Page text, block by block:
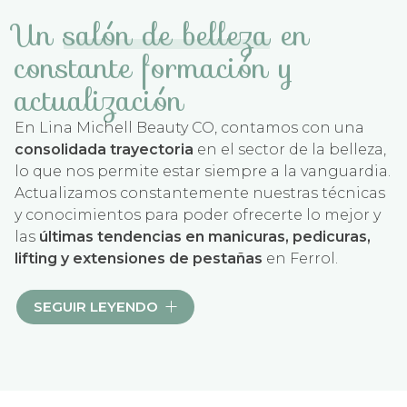
Unsalón de bellezaen
constante formación y
actualización
En Lina Michell Beauty CO, contamos con una
consolidada trayectoria en el sector de la belleza,
lo que nos permite estar siempre a la vanguardia.
Actualizamos constantemente nuestras técnicas
y conocimientos para poder ofrecerte lo mejor y
las últimas tendencias en manicuras, pedicuras,
lifting y extensiones de pestañas en Ferrol.
Nuestro compromiso va más allá de la atención a
nuestros clientes, y, es que nos apasiona
SEGUIR LEYENDO